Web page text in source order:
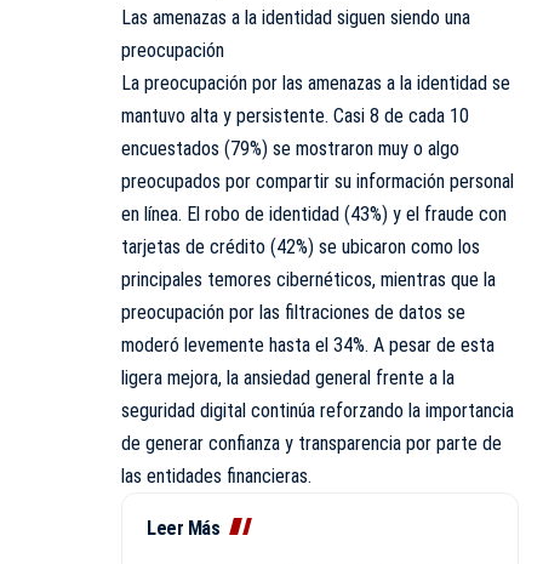
Las amenazas a la identidad siguen siendo una
preocupación
La preocupación por las amenazas a la identidad se
mantuvo alta y persistente. Casi 8 de cada 10
encuestados (79%) se mostraron muy o algo
preocupados por compartir su información personal
en línea. El robo de identidad (43%) y el fraude con
tarjetas de crédito (42%) se ubicaron como los
principales temores cibernéticos, mientras que la
preocupación por las filtraciones de datos se
moderó levemente hasta el 34%. A pesar de esta
ligera mejora, la ansiedad general frente a la
seguridad digital continúa reforzando la importancia
de generar confianza y transparencia por parte de
las entidades financieras.
Leer Más